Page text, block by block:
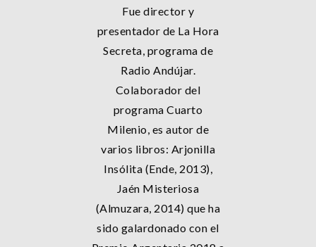
Fue director y
presentador de La Hora
Secreta, programa de
Radio Andújar.
Colaborador del
programa Cuarto
Milenio, es autor de
varios libros: Arjonilla
Insólita (Ende, 2013),
Jaén Misteriosa
(Almuzara, 2014) que ha
sido galardonado con el